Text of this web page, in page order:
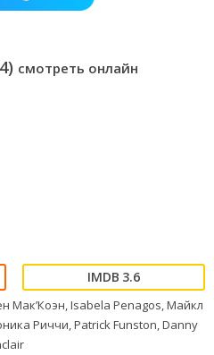
смотреть онлайн
3.6
Мак’Коэн, Isabela Penagos, Майкл
Риччи, Patrick Funston, Danny